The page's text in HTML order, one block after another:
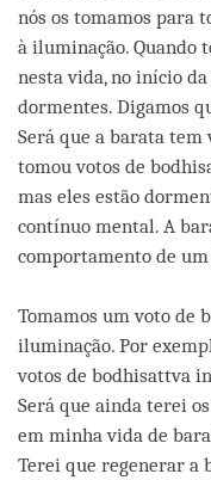
nós os tomamos para
à iluminação. Quando
nesta vida, no início
dormentes. Digamos
Será que a barata tem
tomou votos de
mas eles estão
contínuo mental. A
comportamento de
Tomamos um voto de
iluminação. Por
votos de bodhisattva
Será que ainda terei
em minha vida de
Terei que regenerar a